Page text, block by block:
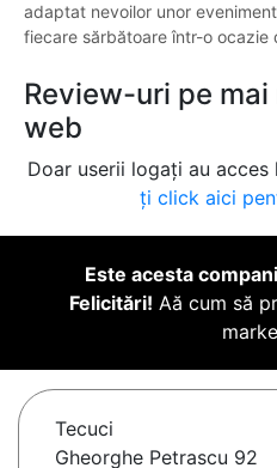
adaptat nevoilor unor
fiecare sărbătoare într-o ocazie
Review-uri pe
web
Doar userii logați au
ți click aici
Este acesta
Felicitări! Aă cum să
Tecuci
Gheorghe Petrascu 92